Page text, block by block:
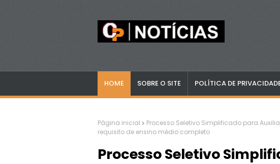
HOME SOBRE O SITE POLÍTICA DE
Página inicial
Processo Seletivo Simplificado para
requisito de ensino médio completo
Processo Seletivo